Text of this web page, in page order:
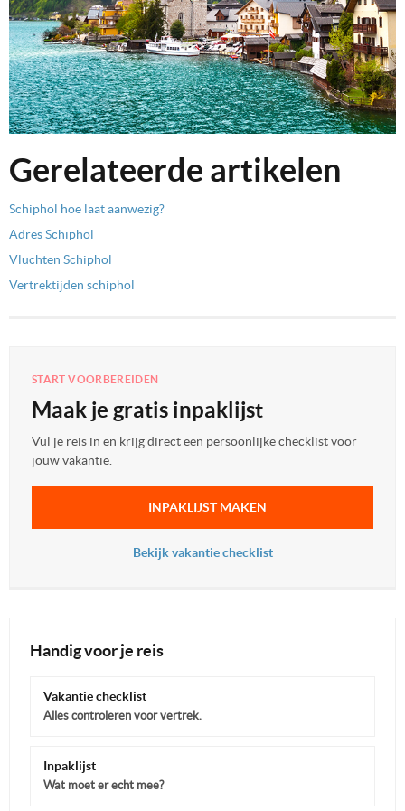
Gerelateerde artikelen
Schiphol hoe laat aanwezig?
Adres Schiphol
Vluchten Schiphol
Vertrektijden schiphol
START VOORBEREIDEN
Maak je gratis inpaklijst
Vul je reis in en krijg direct een persoonlijke checklist voor
jouw vakantie.
INPAKLIJST MAKEN
Bekijk vakantie checklist
Handig voor je reis
Vakantie checklist
Alles controleren voor vertrek.
Inpaklijst
Wat moet er echt mee?